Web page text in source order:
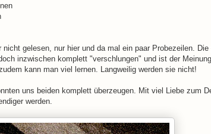
gelesen, nur hier und da mal ein paar Probezeilen.
inzwischen komplett "verschlungen" und ist der
kann man viel lernen. Langweilig werden sie nicht!
uns beiden komplett überzeugen. Mit viel Liebe zum
werden.